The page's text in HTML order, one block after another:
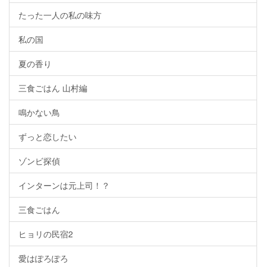
たった一人の私の味方
私の国
夏の香り
三食ごはん 山村編
鳴かない鳥
ずっと恋したい
ゾンビ探偵
インターンは元上司！？
三食ごはん
ヒョリの民宿2
愛はぽろぽろ